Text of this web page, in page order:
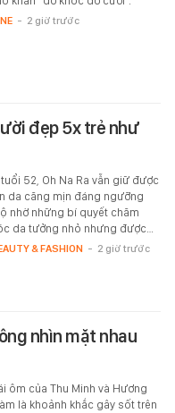
- 2 giờ trước
đẹp 5x trẻ như
tuổi 52, Oh Na Ra vẫn giữ được
da căng mịn đáng ngưỡng
nhờ những bí quyết chăm
da tưởng nhỏ nhưng được…
& FASHION - 2 giờ trước
nhìn mặt nhau
ôm của Thu Minh và Hương
là khoảnh khắc gây sốt trên